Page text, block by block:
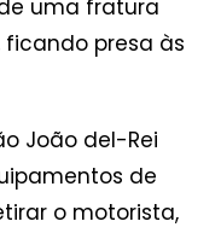
uma fratura
presa às
João del-Rei
de
o motorista,